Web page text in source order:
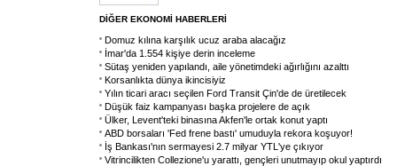
DİĞER EKONOMİ HABERLERİ
Domuz kılına karşılık ucuz araba alacağız
İmar'da 1.554 kişiye derin inceleme
Sütaş yeniden yapılandı, aile yönetimdeki ağırlığını azalttı
Korsanlıkta dünya ikincisiyiz
Yılın ticari aracı seçilen Ford Transit Çin'de de üretilecek
Düşük faiz kampanyası başka projelere de açık
Ülker, Levent'teki binasına Akfen'le ortak konut yaptı
ABD borsaları 'Fed frene bastı' umuduyla rekora koşuyor!
İş Bankası'nın sermayesi 2.7 milyar YTL'ye çıkıyor
Vitrincilikten Collezione'u yarattı, gençleri unutmayıp okul yaptırdı